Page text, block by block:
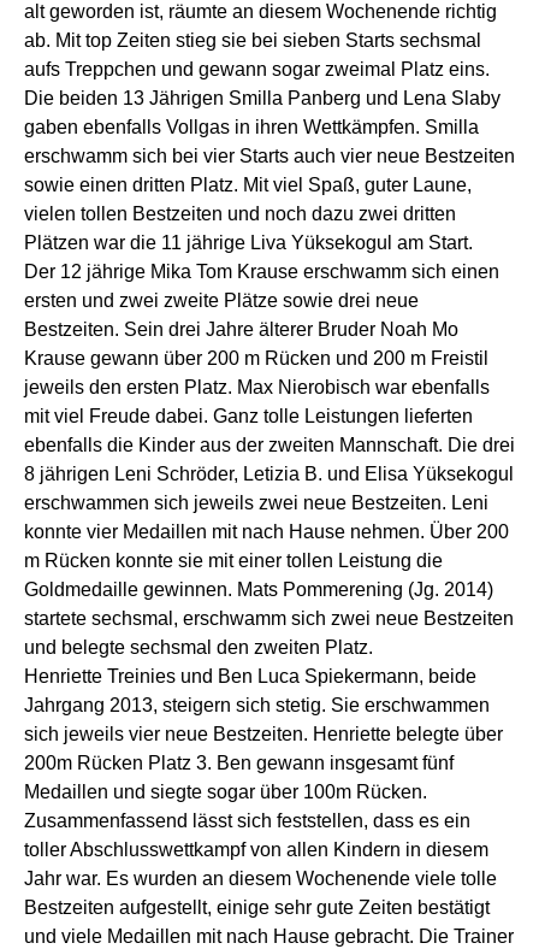
alt geworden ist, räumte an diesem Wochenende richtig
ab. Mit top Zeiten stieg sie bei sieben Starts sechsmal
aufs Treppchen und gewann sogar zweimal Platz eins.
Die beiden 13 Jährigen Smilla Panberg und Lena Slaby
gaben ebenfalls Vollgas in ihren Wettkämpfen. Smilla
erschwamm sich bei vier Starts auch vier neue Bestzeiten
sowie einen dritten Platz. Mit viel Spaß, guter Laune,
vielen tollen Bestzeiten und noch dazu zwei dritten
Plätzen war die 11 jährige Liva Yüksekogul am Start.
Der 12 jährige Mika Tom Krause erschwamm sich einen
ersten und zwei zweite Plätze sowie drei neue
Bestzeiten. Sein drei Jahre älterer Bruder Noah Mo
Krause gewann über 200 m Rücken und 200 m Freistil
jeweils den ersten Platz. Max Nierobisch war ebenfalls
mit viel Freude dabei. Ganz tolle Leistungen lieferten
ebenfalls die Kinder aus der zweiten Mannschaft. Die drei
8 jährigen Leni Schröder, Letizia B. und Elisa Yüksekogul
erschwammen sich jeweils zwei neue Bestzeiten. Leni
konnte vier Medaillen mit nach Hause nehmen. Über 200
m Rücken konnte sie mit einer tollen Leistung die
Goldmedaille gewinnen. Mats Pommerening (Jg. 2014)
startete sechsmal, erschwamm sich zwei neue Bestzeiten
und belegte sechsmal den zweiten Platz.
Henriette Treinies und Ben Luca Spiekermann, beide
Jahrgang 2013, steigern sich stetig. Sie erschwammen
sich jeweils vier neue Bestzeiten. Henriette belegte über
200m Rücken Platz 3. Ben gewann insgesamt fünf
Medaillen und siegte sogar über 100m Rücken.
Zusammenfassend lässt sich feststellen, dass es ein
toller Abschlusswettkampf von allen Kindern in diesem
Jahr war. Es wurden an diesem Wochenende viele tolle
Bestzeiten aufgestellt, einige sehr gute Zeiten bestätigt
und viele Medaillen mit nach Hause gebracht. Die Trainer